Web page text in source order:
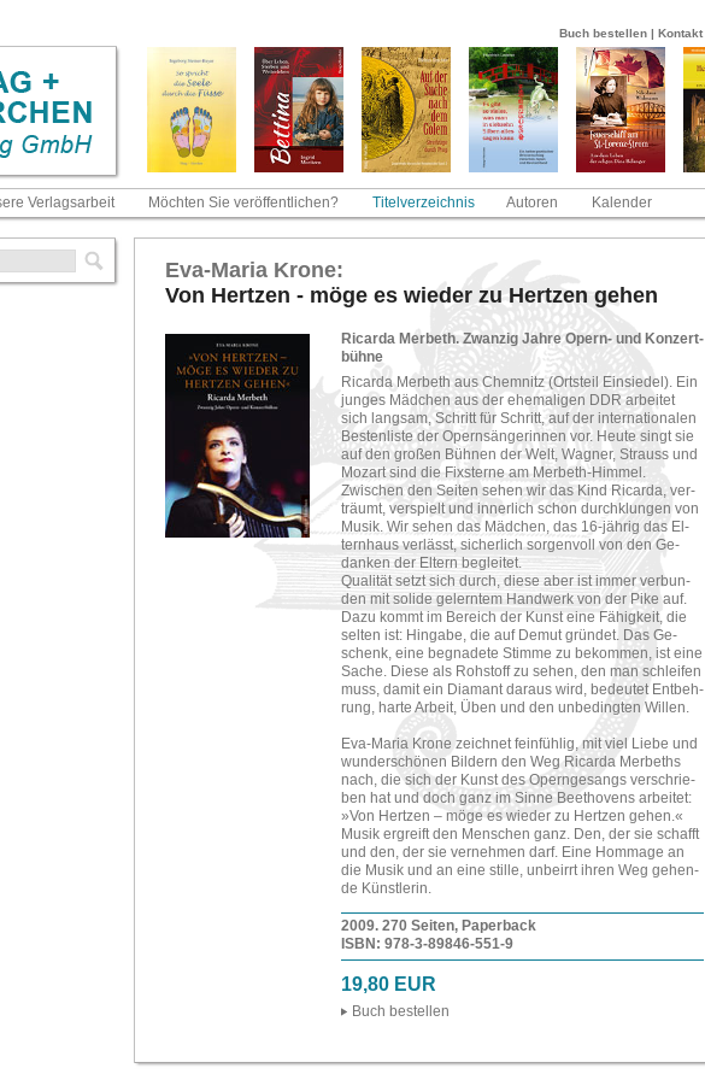
Buch bestellen | Kontakt
Verlagsarbeit Möchten Sie veröffentlichen? Titelverzeichnis Autoren Kalender
Eva-​Ma­ria Krone:
Von Hert­zen - möge es wie­der zu Hert­zen gehen
Ri­car­da Mer­beth. Zwan­zig Jahre Opern-​ und Kon­zert­
büh­ne
Ri­car­da Mer­beth aus Chem­nitz (Orts­teil Ein­sie­del). Ein
jun­ges Mäd­chen aus der ehe­ma­li­gen DDR ar­bei­tet
sich lang­sam, Schritt für Schritt, auf der in­ter­na­tio­na­len
Bes­ten­lis­te der Opern­sän­ge­rin­nen vor. Heute singt sie
auf den gro­ßen Büh­nen der Welt, Wag­ner, Strauss und
Mo­zart sind die Fix­ster­ne am Mer­beth-​Him­mel.
Zwi­schen den Sei­ten sehen wir das Kind Ri­car­da, ver­
träumt, ver­spielt und in­ner­lich schon durch­klun­gen von
Musik. Wir sehen das Mäd­chen, das 16-​jäh­rig das El­
tern­haus ver­lässt, si­cher­lich sor­gen­voll von den Ge­
dan­ken der El­tern be­glei­tet.
Qua­li­tät setzt sich durch, diese aber ist immer ver­bun­
den mit so­li­de ge­lern­tem Hand­werk von der Pike auf.
Dazu kommt im Be­reich der Kunst eine Fä­hig­keit, die
sel­ten ist: Hin­ga­be, die auf Demut grün­det. Das Ge­
schenk, eine be­gna­de­te Stim­me zu be­kom­men, ist eine
Sache. Diese als Roh­stoff zu sehen, den man schlei­fen
muss, damit ein Dia­mant dar­aus wird, be­deu­tet Ent­beh­
rung, harte Ar­beit, Üben und den un­be­ding­ten Wil­len.
Eva-​Ma­ria Krone zeich­net fein­füh­lig, mit viel Liebe und
wun­der­schö­nen Bil­dern den Weg Ri­car­da Mer­beths
nach, die sich der Kunst des Opern­ge­sangs ver­schrie­
ben hat und doch ganz im Sinne Beet­ho­vens ar­bei­tet:
»Von Hert­zen – möge es wie­der zu Hert­zen gehen.«
Musik er­greift den Men­schen ganz. Den, der sie schafft
und den, der sie ver­neh­men darf. Eine Hom­mage an
die Musik und an eine stil­le, un­be­irrt ihren Weg ge­hen­
de Künst­le­rin.
2009. 270 Sei­ten, Pa­per­back
ISBN: 978-​3-​89846-​551-​9
19,80 EUR
Buch be­stel­len